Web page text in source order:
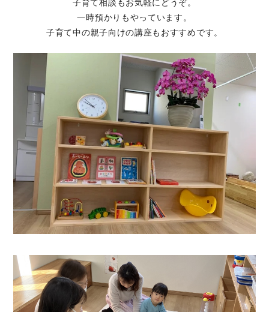
子育て相談もお気軽にどうぞ。
一時預かりもやっています。
子育て中の親子向けの講座もおすすめです。